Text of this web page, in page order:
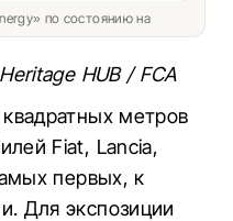
по состоянию на
HUB / FCA
метров
Fiat, Lancia,
первых, к
Для экспозиции